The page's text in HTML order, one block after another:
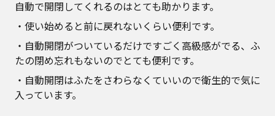
自動で開閉してくれるのはとても助かります。
・使い始めると前に戻れないくらい便利です。
・自動開閉がついているだけですごく高級感がでる、ふ
たの閉め忘れもないのでとても便利です。
・自動開閉はふたをさわらなくていいので衛生的で気に
入っています。